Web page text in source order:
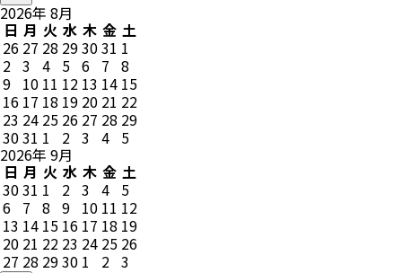
2026年 8月
日 月 火 水 木 金 土
26 27 28 293031 1
2 3 4 5 6 7 8
9 10 11 12 13 14 15
16 17 18 19 20 21 22
23 24 25 26 27 28 29
3031 1 2 3 4 5
2026年 9月
日 月 火 水 木 金 土
3031 1 2 3 4 5
6 7 8 9 10 11 12
13 14 15 16 17 18 19
20 21 22 23 24 25 26
27 28 2930 1 2 3